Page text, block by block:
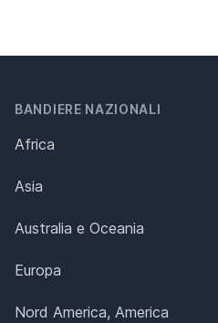
BANDIERE NAZIONALI
Africa
Asia
Australia e Oceania
Europa
Nord America, America